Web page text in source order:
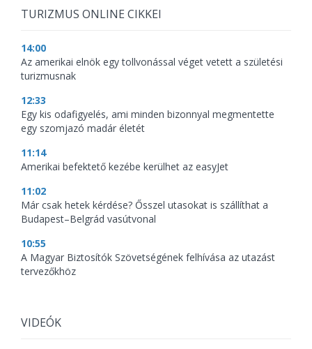
TURIZMUS ONLINE CIKKEI
14:00
Az amerikai elnök egy tollvonással véget vetett a születési
turizmusnak
12:33
Egy kis odafigyelés, ami minden bizonnyal megmentette
egy szomjazó madár életét
11:14
Amerikai befektető kezébe kerülhet az easyJet
11:02
Már csak hetek kérdése? Ősszel utasokat is szállíthat a
Budapest–Belgrád vasútvonal
10:55
A Magyar Biztosítók Szövetségének felhívása az utazást
tervezőkhöz
VIDEÓK